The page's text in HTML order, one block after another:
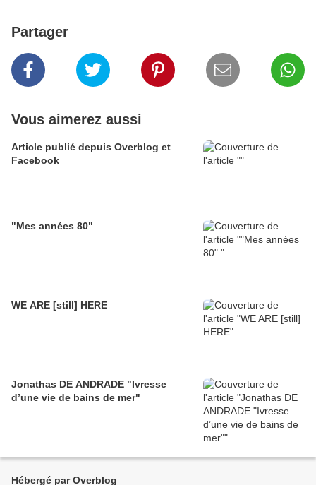
Partager
Vous aimerez aussi
Article publié depuis Overblog et
Facebook
"Mes années 80"
WE ARE [still] HERE
Jonathas DE ANDRADE "Ivresse
d’une vie de bains de mer"
Hébergé par Overblog